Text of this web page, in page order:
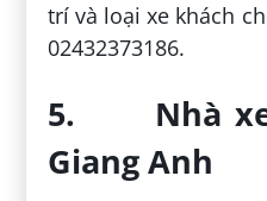
trí và loại xe khách
02432373186.
5. Nhà xe
Giang Anh